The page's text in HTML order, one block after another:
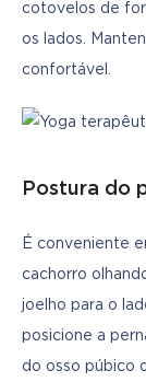
cotovelos de
os lados.
confortável.
Postura do
É conveniente
cachorro
joelho para o
posicione a
do osso púbico